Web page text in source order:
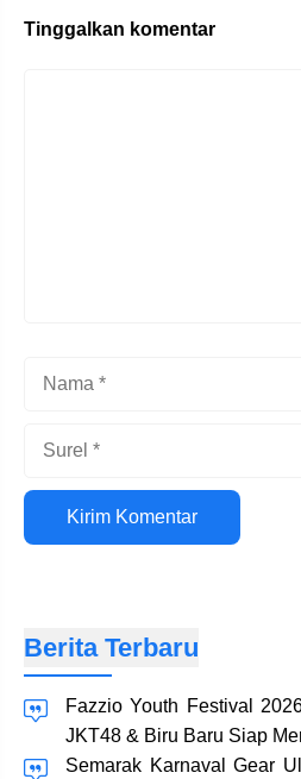
Tinggalkan komentar
Situs
web
Berita Terbaru
Fazzio Youth Festival
JKT48 & Biru Baru Siap
Semarak Karnaval Gear